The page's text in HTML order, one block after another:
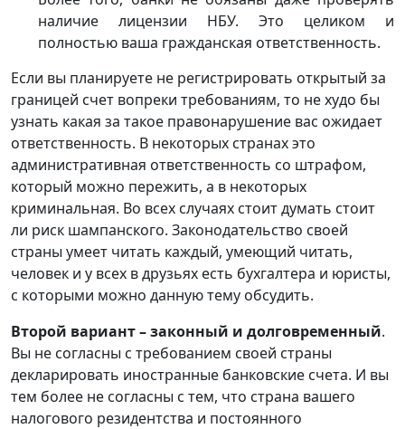
наличие лицензии НБУ. Это целиком и
полностью ваша гражданская ответственность.
Если вы планируете не регистрировать открытый за
границей счет вопреки требованиям, то не худо бы
узнать какая за такое правонарушение вас ожидает
ответственность. В некоторых странах это
административная ответственность со штрафом,
который можно пережить, а в некоторых
криминальная. Во всех случаях стоит думать стоит
ли риск шампанского. Законодательство своей
страны умеет читать каждый, умеющий читать,
человек и у всех в друзьях есть бухгалтера и юристы,
с которыми можно данную тему обсудить.
Второй вариант – законный и долговременный.
Вы не согласны с требованием своей страны
декларировать иностранные банковские счета. И вы
тем более не согласны с тем, что страна вашего
налогового резидентства и постоянного